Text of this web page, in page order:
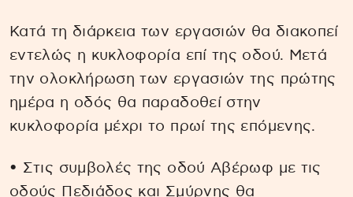
Κατά τη διάρκεια των εργασιών θα διακοπεί
εντελώς η κυκλοφορία επί της οδού. Μετά
την ολοκλήρωση των εργασιών της πρώτης
ημέρα η οδός θα παραδοθεί στην
κυκλοφορία μέχρι το πρωί της επόμενης.
• Στις συμβολές της οδού Αβέρωφ με τις
οδούς Πεδιάδος και Σμύρνης θα